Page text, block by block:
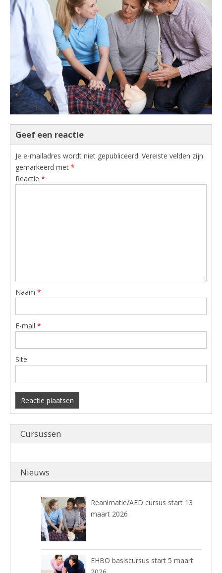
Geef een reactie
Je e-mailadres wordt niet gepubliceerd. Vereiste velden zijn
gemarkeerd met *
Reactie *
Naam *
E-mail *
Site
Cursussen
Nieuws
Reanimatie/AED cursus start 13
maart 2026
EHBO basiscursus start 5 maart